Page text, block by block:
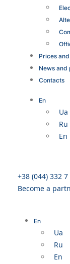
Prices
News and
Contacts
En
Ua
Ru
En
+38 (044) 332 7
Become a
En
Ua
Ru
En